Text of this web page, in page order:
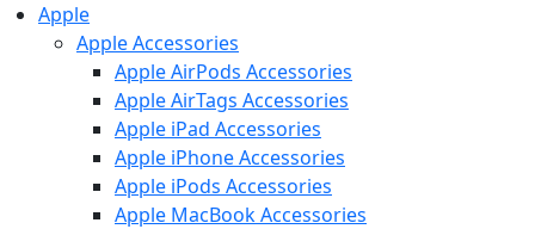
Apple
Apple Accessories
Apple AirPods Accessories
Apple AirTags Accessories
Apple iPad Accessories
Apple iPhone Accessories
Apple iPods Accessories
Apple MacBook Accessories